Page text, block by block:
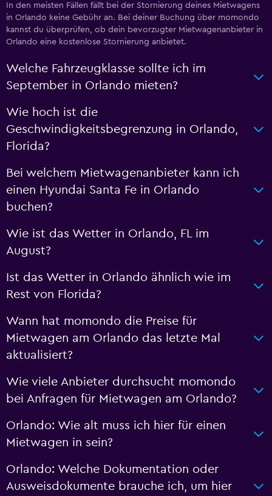
In den meisten Fällen fällt bei der Stornierung deines Mietwagens
in Orlando keine Gebühr an. Bei deiner Buchung über momondo
kannst du überprüfen, ob dein bevorzugter Mietwagenanbieter in
Orlando eine kostenlose Stornierung anbietet.
Welche Fahrzeugklasse sollte ich im
September in Orlando mieten?
Wie hoch ist die
Geschwindigkeitsbegrenzung in Orlando,
Florida?
Bei welchem Mietwagenanbieter kann ich
einen Hyundai Santa Fe in Orlando
buchen?
Wie ist das Wetter in Orlando, FL im
August?
Ist das Wetter in Orlando ähnlich wie im
Rest von Florida?
Wann hat momondo die Preise für
Mietwagen am Orlando das letzte Mal
aktualisiert?
Wie viele Anbieter durchsucht momondo
bei Anfragen für Mietwagen am Orlando?
Orlando: Wie alt muss ich hier für einen
Mietwagen in sein?
Orlando: Welche Dokumentation oder
Ausweisdokumente brauche ich, um hier